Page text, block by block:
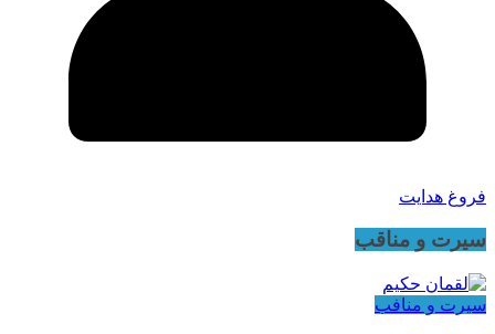
فروغ هدایت
سیرت و مناقب
سیرت و منافب